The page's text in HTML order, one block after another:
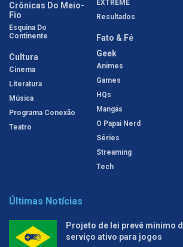
Crônicas Do Meio-
Fio
Esquina Do
Continente
Cultura
Cinema
Literatura
Música
Programa Conexão
Teatro
EXTREME
Resultados
Fato & Fé
Geek
Animes
Games
HQs
Mangás
O Papai Nerd
Séries
Streaming
Tech
Últimas Notícias
Projeto de lei prevê mínimo
serviço ativo para jogos